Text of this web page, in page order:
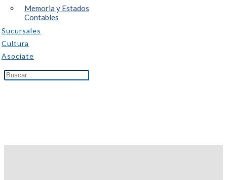
Memoria y Estados
Contables
Sucursales
Cultura
Asociate